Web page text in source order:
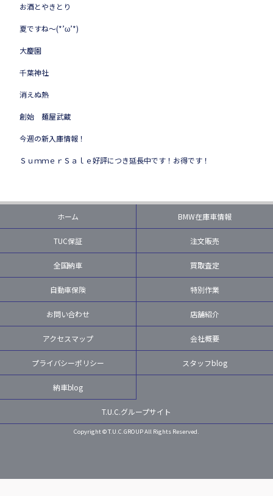
お酒とやきとり
夏ですね～(*’ω’*)
大慶園
千葉神社
消えぬ熱
創始 麺屋武蔵
今週の新入庫情報！
ＳｕｍｍｅｒＳａｌｅ好評につき延長中です！お得です！
ホーム BMW在庫車情報
TUC保証 注文販売
全国納車 買取査定
自動車保険 特別作業
お問い合わせ 店舗紹介
アクセスマップ 会社概要
プライバシーポリシー スタッフblog
納車blog
T.U.C.グループサイト
Copyright © T.U.C.GROUP All Rights Reserved.